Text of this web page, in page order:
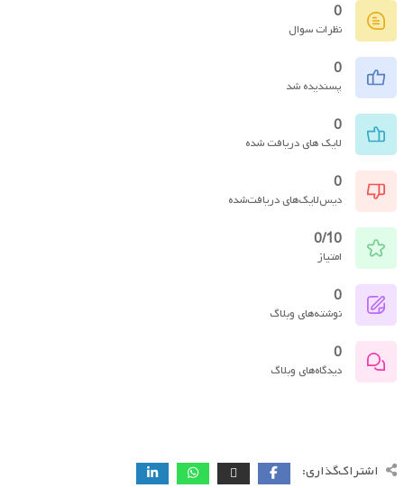
0
نظرات سوال
0
پسندیده شد
0
لایک های دریافت شده
0
دیس‌لایک‌های دریافت‌شده
0/10
امتیاز
0
نوشته‌های وبلاگ
0
دیدگاه‌های وبلاگ
اشتراک‌گذاری: